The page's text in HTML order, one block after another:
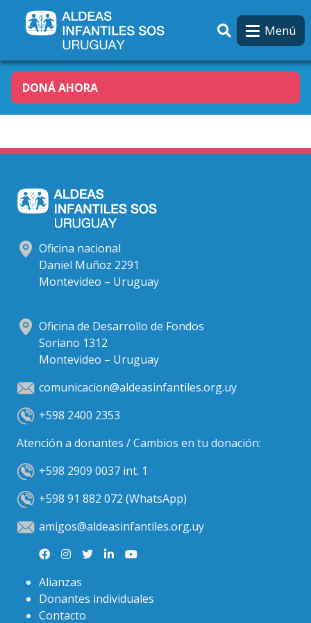
Menú
DONÁ AHORA
Oficina nacional
Daniel Muñoz 2291
Montevideo – Uruguay
Oficina de Desarrollo de Fondos
Soriano 1312
Montevideo – Uruguay
comunicacion@aldeasinfantiles.org.uy
+598 2400 2353
Atención a donantes / Cambios en tu donación:
+598 2909 0037 int. 1
+598 91 882 072 (WhatsApp)
amigos@aldeasinfantiles.org.uy
Alianzas
Donantes individuales
Contacto